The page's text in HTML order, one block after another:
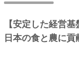
【安定した経営
日本の食と農に